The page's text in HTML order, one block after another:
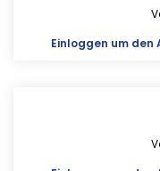
Einloggen um den